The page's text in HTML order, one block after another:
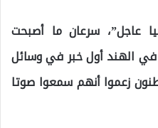
عاجل”، سرعان ما أصبحت
في الهند أول خبر في وسائل
زعموا أنهم سمعوا صوتا